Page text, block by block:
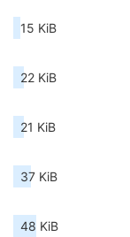
15 KiB
22 KiB
21 KiB
37 KiB
48 KiB